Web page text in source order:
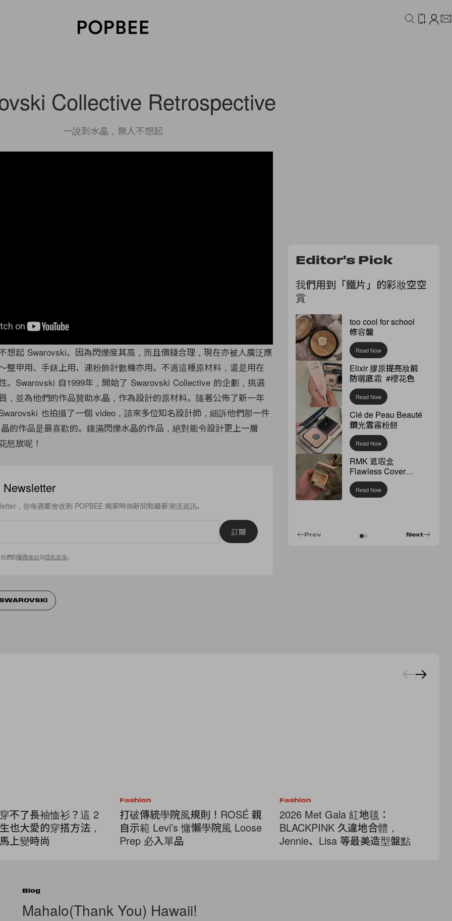
Collective Retrospective
一說到水晶，無人不想起
想起 Swarovski。因為閃爍度其高，而且價錢合理，現在亦被人廣泛應
整甲用、 手錶上用、連粉飾計數機亦用。不過這種原材料，還是用在
。Swarovski 自1999年， 開始了 Swarovski Collective 的企劃，挑選
， 並為他們的作品贊助水晶，作為設計的原材料。隨著公佈了新一年
也拍攝了一個 video，請來多位知名設計師，細訴他們那一件
的作品是最喜歡的。鑲滿閃爍水晶的作品，絕對能令設計更上一層
怒放呢！
，你每週都會收到 POPBEE 獨家時尚新聞和最新潮流資訊。
訂閱
們的服務條款與隱私政策。
Editor's Pick
我們用到「鐵片」的彩妝空空
賞
too cool for school
修容盤
Read Now
Elixir 膠原提亮妝前
防曬底霜 #櫻花色
Read Now
Clé de Peau Beauté
鑽光雲霧粉餅
Read Now
RMK 遮瑕盒
Flawless Cover
Concealer
Read Now
Next
Prev
不了長袖恤衫？這 2
也大愛的穿搭方法，
上變時尚
Fashion
打破傳統學院風規則！ROSÉ 親
自示範 Levi’s 慵懶學院風 Loose
Prep 必入單品
Fashion
2026 Met Gala 紅地毯：
BLACKPINK 久違地合體，
Jennie、Lisa 等最美造型盤點
Blog
Mahalo(Thank You) Hawaii!